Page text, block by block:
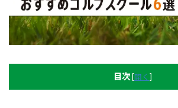
目次 [開く ]